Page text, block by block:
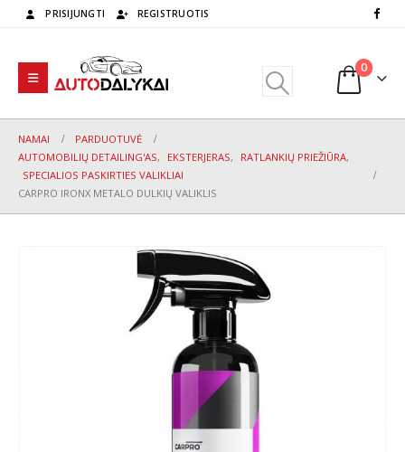
PRISIJUNGTI REGISTRUOTIS
0
NAMAI
PARDUOTUVĖ
AUTOMOBILIŲ DETAILING'AS, EKSTERJERAS, RATLANKIŲ PRIEŽIŪRA,
SPECIALIOS PASKIRTIES VALIKLIAI
CARPRO IRONX METALO DULKIŲ VALIKLIS